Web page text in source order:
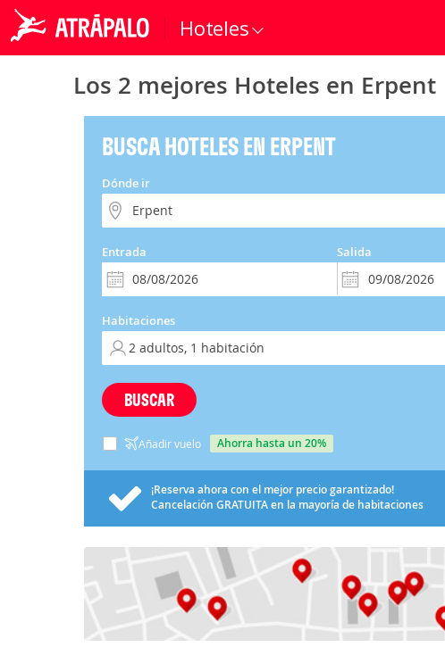
Hoteles
Los 2 mejores Hoteles en Erpent
BUSCA HOTELES EN ERPENT
Dónde ir
Entrada Salida
Habitaciones
BUSCAR
Añadir vuelo ahorra hasta un 20%
¡Reserva ahora con el mejor precio garantizado!
Cancelación GRATUITAen la mayoría de habitaciones